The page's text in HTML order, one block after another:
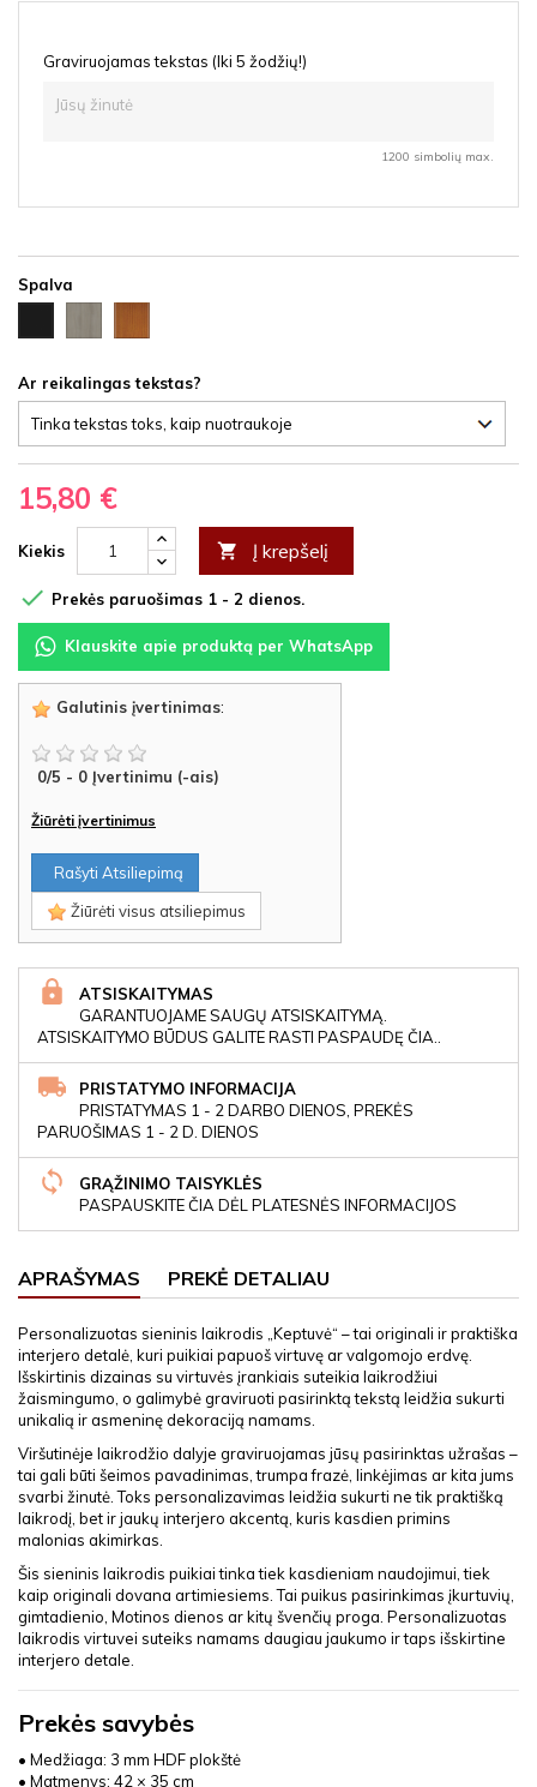
Graviruojamas tekstas (Iki 5 žodžių!)
1200 simbolių max.
Spalva
HDF
latte
HDF
Ar reikalingas tekstas?
15,80 €
Kiekis  Į krepšelį
 Prekės paruošimas 1 - 2 dienos.
Klauskite apie produktą per WhatsApp
Galutinis įvertinimas:
0/5 - 0 Įvertinimu (-ais)
Žiūrėti įvertinimus
Rašyti Atsiliepimą
Žiūrėti visus atsiliepimus
ATSISKAITYMAS
GARANTUOJAME SAUGŲ ATSISKAITYMĄ.
ATSISKAITYMO BŪDUS GALITE RASTI PASPAUDĘ ČIA..
PRISTATYMO INFORMACIJA
PRISTATYMAS 1 - 2 DARBO DIENOS, PREKĖS
PARUOŠIMAS 1 - 2 D. DIENOS
GRĄŽINIMO TAISYKLĖS
PASPAUSKITE ČIA DĖL PLATESNĖS INFORMACIJOS
APRAŠYMAS PREKĖ DETALIAU
Personalizuotas sieninis laikrodis „Keptuvė“ – tai originali ir praktiška
interjero detalė, kuri puikiai papuoš virtuvę ar valgomojo erdvę.
Išskirtinis dizainas su virtuvės įrankiais suteikia laikrodžiui
žaismingumo, o galimybė graviruoti pasirinktą tekstą leidžia sukurti
unikalią ir asmeninę dekoraciją namams.
Viršutinėje laikrodžio dalyje graviruojamas jūsų pasirinktas užrašas –
tai gali būti šeimos pavadinimas, trumpa frazė, linkėjimas ar kita jums
svarbi žinutė. Toks personalizavimas leidžia sukurti ne tik praktišką
laikrodį, bet ir jaukų interjero akcentą, kuris kasdien primins
malonias akimirkas.
Šis sieninis laikrodis puikiai tinka tiek kasdieniam naudojimui, tiek
kaip originali dovana artimiesiems. Tai puikus pasirinkimas įkurtuvių,
gimtadienio, Motinos dienos ar kitų švenčių proga. Personalizuotas
laikrodis virtuvei suteiks namams daugiau jaukumo ir taps išskirtine
interjero detale.
Prekės savybės
• Medžiaga: 3 mm HDF plokštė
• Matmenys: 42 × 35 cm